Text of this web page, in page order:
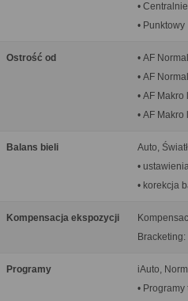
•
• Punktowy
Ostrość od
• AF
• AF
• AF
• AF
Balans bieli
Auto,
•
• korekcja
Kompensacja ekspozycji
Programy
iAuto,
•